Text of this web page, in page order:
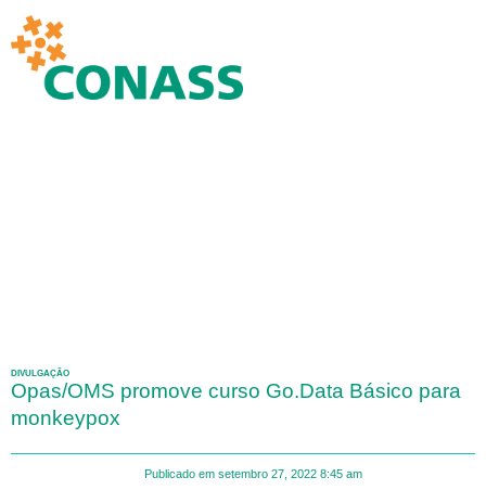
DIVULGAÇÃO
Opas/OMS promove curso Go.Data Básico para
monkeypox
Publicado em setembro 27, 2022 8:45 am